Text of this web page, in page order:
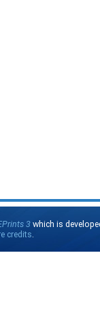
3 which is
credits.